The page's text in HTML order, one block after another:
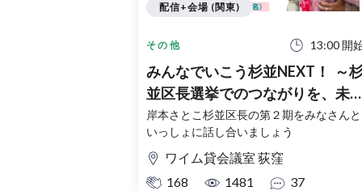
その他 13:00 開
みんなでいこう杉並NEXT！ ～
並区長選挙でのつながりを、未
へ～
岸本さとこ杉並区長の第２期をみなさんと
いっしょに話し合いましょう
ワイム貸会議室 荻窪
168
1481 37
配信+会場 (関東)